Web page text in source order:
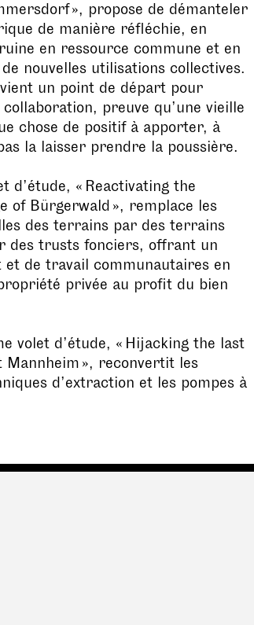
», propose de démanteler
de manière réfléchie, en
en ressource commune et en
nouvelles utilisations collectives.
un point de départ pour
collaboration, preuve qu’une vieille
chose de positif à apporter, à
la laisser prendre la poussière.
d’étude, « Reactivating the
of Bürgerwald », remplace les
des terrains par des terrains
des trusts fonciers, offrant un
et de travail communautaires en
privée au profit du bien
volet d’étude, « Hijacking the last
», reconvertit les
d’extraction et les pompes à